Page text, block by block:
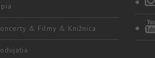
& Filmy & Knižnica